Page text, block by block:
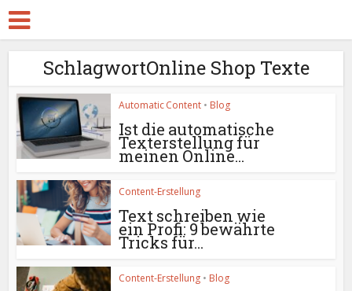
SchlagwortOnline Shop Texte
Automatic Content • Blog
Ist die automatische
Texterstellung für
meinen Online...
Content-Erstellung
Text schreiben wie
ein Profi: 9 bewährte
Tricks für...
Content-Erstellung • Blog